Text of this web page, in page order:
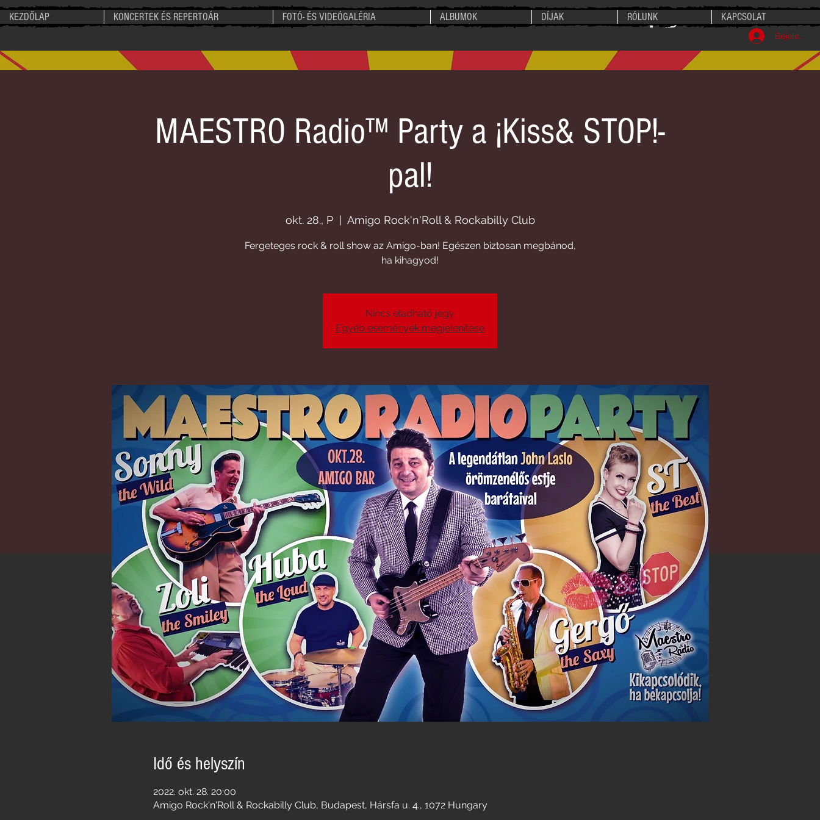
KEZDŐLAP KONCERTEK ÉS REPERTOÁR FOTÓ- ÉS VIDEÓGALÉRIA ALBUMOK DÍJAK RÓLUNK KAPCSOLAT
The
MAESTRO Radio™ Party a ¡Kiss& STOP!-
pal!
okt. 28., P
  |
Amigo Rock'n'Roll & Rockabilly Club
Fergeteges rock & roll show az Amigo-ban! Egészen biztosan megbánod,
ha kihagyod!
Nincs eladható jegy
Egyéb események megjelenítése
Idő és helyszín
2022. okt. 28. 20:00
Amigo Rock'n'Roll & Rockabilly Club, Budapest, Hársfa u. 4., 1072 Hungary